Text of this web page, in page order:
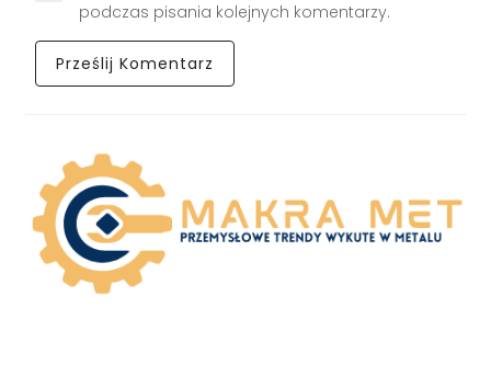
podczas pisania kolejnych komentarzy.